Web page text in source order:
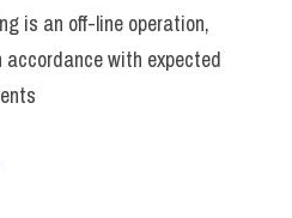
is an off-line operation,
with expected